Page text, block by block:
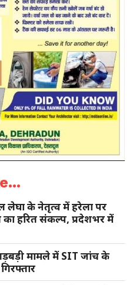
लेघा के नेतृत्व में हरेला पर
हरित संकल्प, प्रदेशभर में
मामले में SIT जांच के